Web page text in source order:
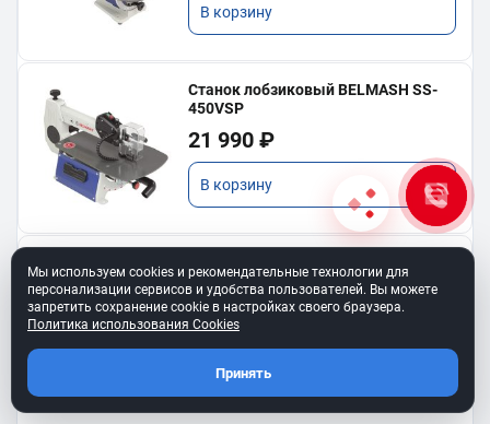
В корзину
Станок лобзиковый BELMASH SS-
450VSP
21 990 ₽
В корзину
560VSP
35 990 ₽
Мы используем cookies и рекомендательные технологии для
персонализации сервисов и удобства пользователей. Вы можете
запретить сохранение cookie в настройках своего браузера.
Политика использования Cookies
Принять